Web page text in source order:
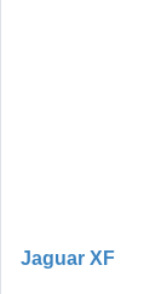
Jaguar XF